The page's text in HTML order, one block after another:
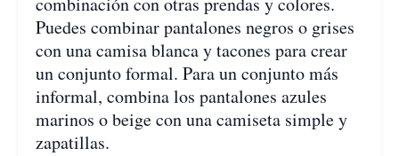
Puedes combinar pantalones negros o grises
con una camisa blanca y tacones para crear
un conjunto formal. Para un conjunto más
informal, combina los pantalones azules
marinos o beige con una camiseta simple y
zapatillas.